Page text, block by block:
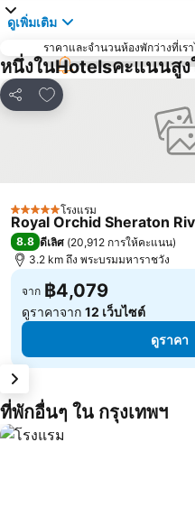
ดูเพิ่มเติม
ราคาและจำนวนห้องพักว่างที่เ
หนึ่งในHotelsคะแนนสูง
แชร์
เพิ่มในรายการโปรด
5 ดาว โรงแรม
Royal Orchid Sheraton
8.8 ดีเลิศ (20,912 การให้คะแนน)
3.2 km ถึง พระบรมมหาราชวัง
จาก ฿4,079
ดูราคาจาก 12 เว็บไซต์
ดูราคา
ที่พักอื่นๆ ใน กรุงเทพฯ